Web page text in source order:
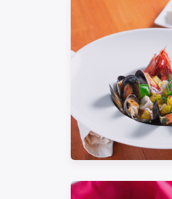
Plats principaux
Boissons et rafraîchissements
Accompagnement
Pizzas et focaccia
Gateaux et patisserie